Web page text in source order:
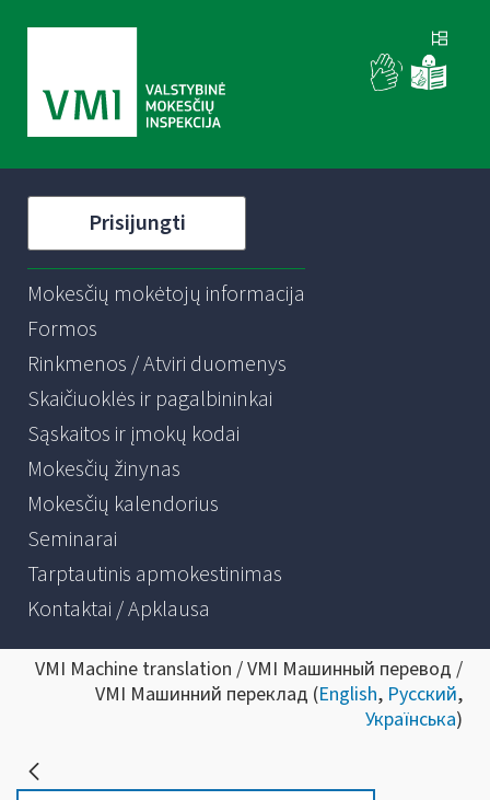
Prisijungti
Mokesčių mokėtojų informacija
Formos
Rinkmenos / Atviri duomenys
Skaičiuoklės ir pagalbininkai
Sąskaitos ir įmokų kodai
Mokesčių žinynas
Mokesčių kalendorius
Seminarai
Tarptautinis apmokestinimas
Kontaktai / Apklausa
VMI Machine translation / VMI Машинный перевод /
VMI Машинний переклад (English, Русский,
Українська)